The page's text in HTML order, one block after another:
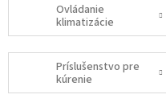
Ovládanie
klimatizácie
Príslušenstvo pre
kúrenie